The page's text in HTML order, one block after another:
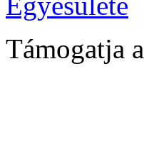
Támogatja a